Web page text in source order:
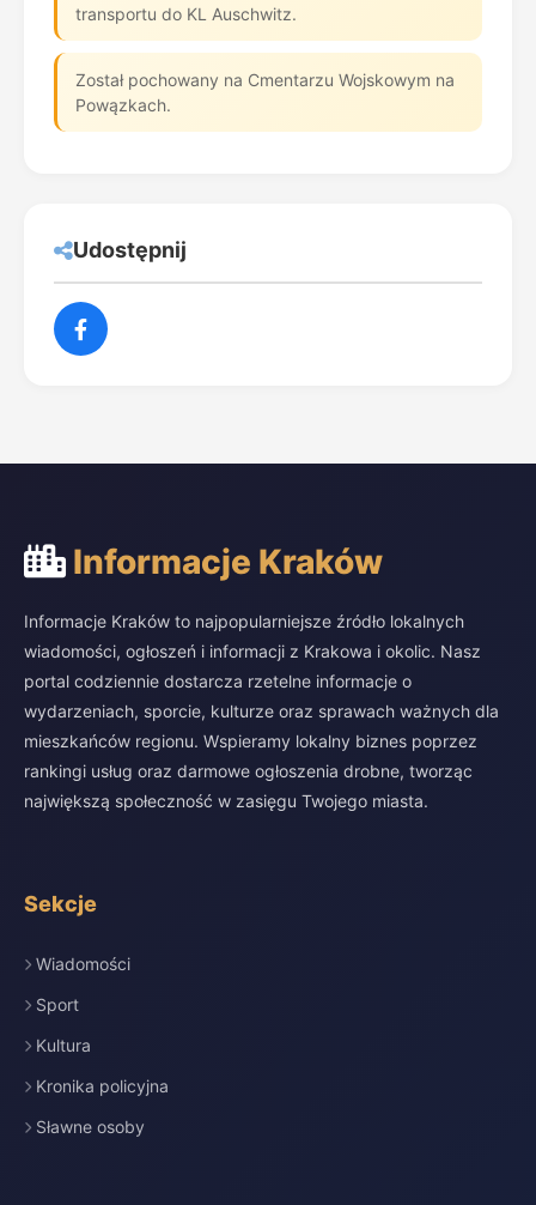
transportu do KL Auschwitz.
Został pochowany na Cmentarzu Wojskowym na
Powązkach.
Udostępnij
Informacje Kraków
Informacje Kraków to najpopularniejsze źródło lokalnych
wiadomości, ogłoszeń i informacji z Krakowa i okolic. Nasz
portal codziennie dostarcza rzetelne informacje o
wydarzeniach, sporcie, kulturze oraz sprawach ważnych dla
mieszkańców regionu. Wspieramy lokalny biznes poprzez
rankingi usług oraz darmowe ogłoszenia drobne, tworząc
największą społeczność w zasięgu Twojego miasta.
Sekcje
Wiadomości
Sport
Kultura
Kronika policyjna
Sławne osoby